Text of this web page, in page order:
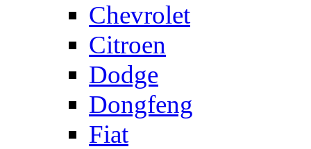
Chevrolet
Citroen
Dodge
Dongfeng
Fiat